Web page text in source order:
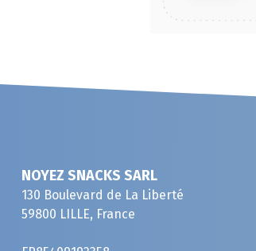
NOYEZ SNACKS SARL
130 Boulevard de La Liberté
59800 LILLE, France